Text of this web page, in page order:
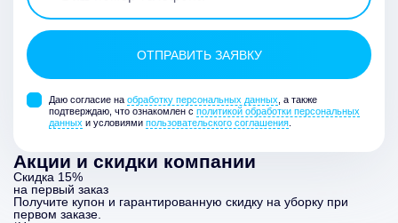
Даю согласие на обработку персональных данных, а также
подтверждаю, что ознакомлен с политикой обработки персональных
данных и условиями пользовательского соглашения.
Акции и скидки компании
Скидка 15%
на первый заказ
Получите купон и гарантированную скидку на уборку при
первом заказе.